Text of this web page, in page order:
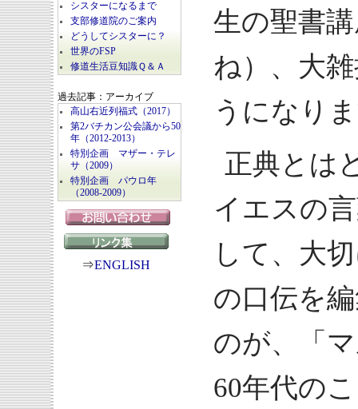
シスターになるまで
支部修道院のご案内
どうしてシスターに？
世界のFSP
修道生活豆知識Ｑ＆Ａ
過去記事：アーカイブ
高山右近列福式（2017）
第2バチカン公会議から50
年（2012-2013）
特別企画 マザー・テレ
サ（2009）
特別企画 パウロ年
（2008-2009）
⇒ENGLISH
生の聖書
ね）、大
うになり
正典とは
イエスの
して、大
の口伝を
のが、「
60年代の